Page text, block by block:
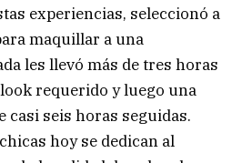
experiencias, seleccionó a
maquillar a una
les llevó más de tres horas
requerido y luego una
casi seis horas seguidas.
hoy se dedican al